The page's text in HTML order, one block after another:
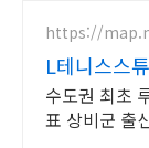
https://
L테니스스
수도권 최초
표 상비군 출